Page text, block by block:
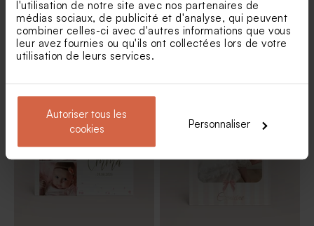
l'utilisation de notre site avec nos partenaires de
médias sociaux, de publicité et d'analyse, qui peuvent
combiner celles-ci avec d'autres informations que vous
leur avez fournies ou qu'ils ont collectées lors de votre
utilisation de leurs services.
Autoriser tous les
cookies
Personnaliser
Faire part remerciement
naissance animaux de la
Carte remerciement